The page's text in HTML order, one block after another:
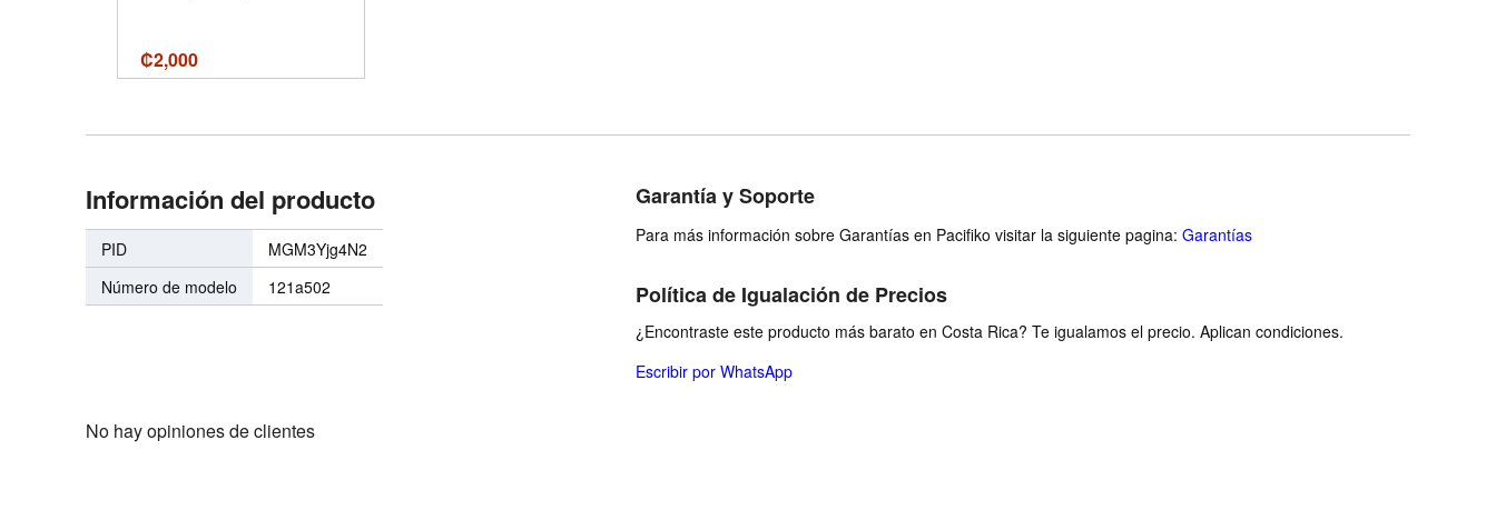
₡2,000
Información del producto
PID
MGM3Yjg4N2
Número de modelo
121a502
Garantía y Soporte
Para más información sobre Garantías en Pacifiko visitar la siguiente pagina: Garantías
Política de Igualación de Precios
¿Encontraste este producto más barato en Costa Rica? Te igualamos el precio. Aplican condiciones.
Escribir por WhatsApp
No hay opiniones de clientes